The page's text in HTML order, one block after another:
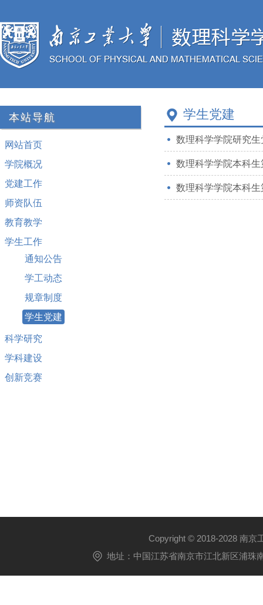
本站导航
网站首页
学院概况
党建工作
师资队伍
教育教学
学生工作
通知公告
学工动态
规章制度
学生党建
科学研究
学科建设
创新竞赛
学生党建
数理科学学院研究
数理科学学院本科
数理科学学院本科
Copyright © 2018-2028 南京
地址：中国江苏省南京市江北新区浦珠